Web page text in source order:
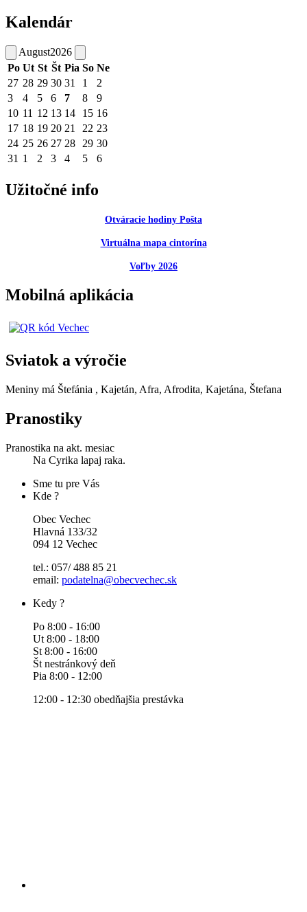
Kalendár
August2026
Po Ut St Št Pia So Ne
27 28 29 30 31 1
2
3
4 5 6 7 8
9
10 11 12 13 14 15 16
17 18 19 20 21 22 23
24 25 26 27 28 29 30
31 1 2 3 4 5 6
Užitočné info
Otváracie hodiny Pošta
Virtuálna mapa cintorína
Voľby 2026
Mobilná aplikácia
Sviatok a výročie
Meniny má Štefánia , Kajetán, Afra, Afrodita, Kajetána, Štefana
Pranostiky
Pranostika na akt. mesiac
Na Cyrika lapaj raka.
Sme tu pre Vás
Kde ?
Obec Vechec
Hlavná 133/32
094 12 Vechec
tel.: 057/ 488 85 21
email: podatelna@obecvechec.sk
Kedy ?
Po 8:00 - 16:00
Ut 8:00 - 18:00
St 8:00 - 16:00
Št nestránkový deň
Pia 8:00 - 12:00
12:00 - 12:30 obedňajšia prestávka